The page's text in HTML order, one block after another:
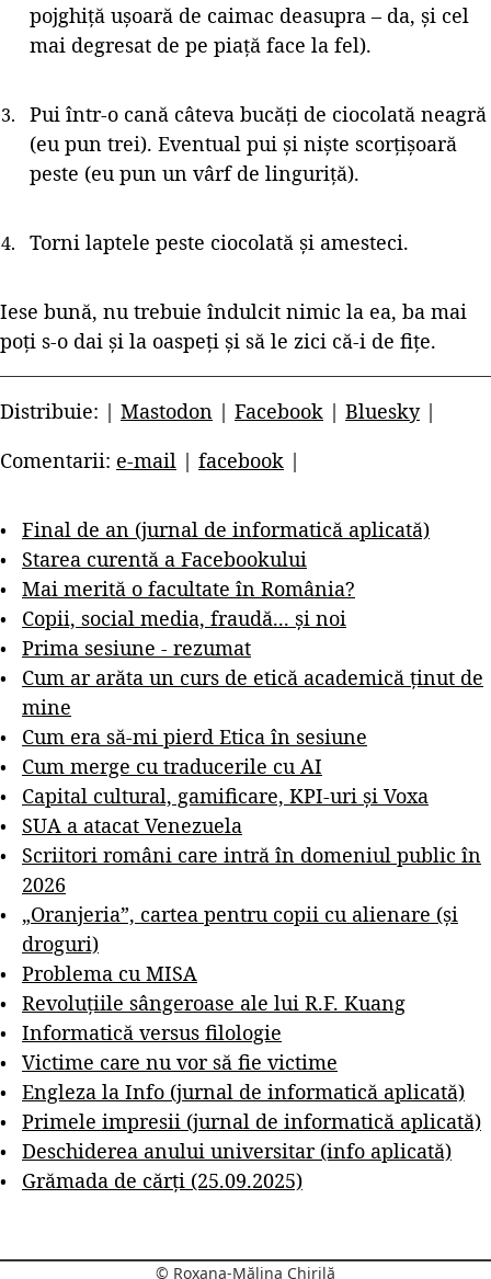
pojghiță ușoară de caimac deasupra – da, și cel
mai degresat de pe piață face la fel).
Pui într-o cană câteva bucăți de ciocolată neagră
(eu pun trei). Eventual pui și niște scorțișoară
peste (eu pun un vârf de linguriță).
Torni laptele peste ciocolată și amesteci.
Iese bună, nu trebuie îndulcit nimic la ea, ba mai
poți s-o dai și la oaspeți și să le zici că-i de fițe.
Distribuie: | Mastodon | Facebook | Bluesky|
Comentarii: e-mail | facebook |
Final de an (jurnal de informatică aplicată)
Starea curentă a Facebookului
Mai merită o facultate în România?
Copii, social media, fraudă... și noi
Prima sesiune - rezumat
Cum ar arăta un curs de etică academică ținut de
mine
Cum era să-mi pierd Etica în sesiune
Cum merge cu traducerile cu AI
Capital cultural, gamificare, KPI-uri și Voxa
SUA a atacat Venezuela
Scriitori români care intră în domeniul public în
2026
„Oranjeria”, cartea pentru copii cu alienare (și
droguri)
Problema cu MISA
Revoluțiile sângeroase ale lui R.F. Kuang
Informatică versus filologie
Victime care nu vor să fie victime
Engleza la Info (jurnal de informatică aplicată)
Primele impresii (jurnal de informatică aplicată)
Deschiderea anului universitar (info aplicată)
Grămada de cărți (25.09.2025)
© Roxana-Mălina Chirilă